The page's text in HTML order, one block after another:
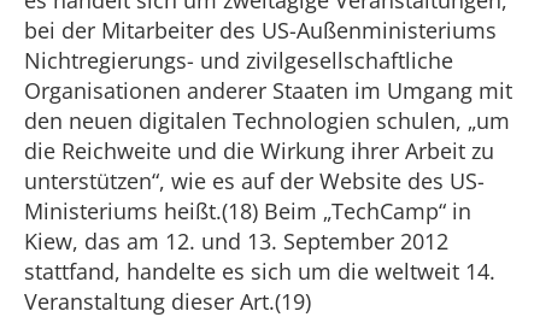
bei der Mitarbeiter des US-Außenministeriums
Nichtregierungs- und zivilgesellschaftliche
Organisationen anderer Staaten im Umgang mit
den neuen digitalen Technologien schulen, „um
die Reichweite und die Wirkung ihrer Arbeit zu
unterstützen“, wie es auf der Website des US-
Ministeriums heißt.(18) Beim „TechCamp“ in
Kiew, das am 12. und 13. September 2012
stattfand, handelte es sich um die weltweit 14.
Veranstaltung dieser Art.(19)